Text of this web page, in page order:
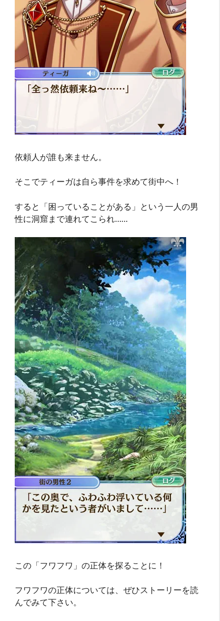
依頼人が誰も来ません。
そこでティーガは自ら事件を求めて街中へ！
すると「困っていることがある」という一人の男
性に洞窟まで連れてこられ……
この「フワフワ」の正体を探ることに！
フワフワの正体については、ぜひストーリーを読
んでみて下さい。